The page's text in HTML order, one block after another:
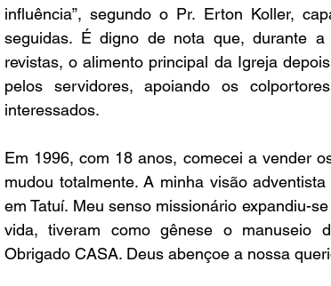
influência”, segundo o Pr. Erton Koller,
seguidas. É digno de nota que, durante
revistas, o alimento principal da Igreja
pelos servidores, apoiando os
interessados.
Em 1996, com 18 anos, comecei a vender
mudou totalmente. A minha visão
em Tatuí. Meu senso missionário expandiu-
vida, tiveram como gênese o manuseio
Obrigado CASA. Deus abençoe a nossa